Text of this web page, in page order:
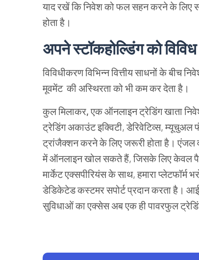
यादरखेंकिनिवेशकोफलसहनकरनेकेलिए
होताहै।
अपनेस्टॉकहोल्डिंगको
विविधीकरणविभिन्नवित्तीयसाधनोंकेबीच
मूवमेंट कीअस्थिरताको भीकमकरदेताहै।
कुलमिलाकर,एकऑनलाइनट्रेडिंगखाता
ट्रेडिंग अकाउंट इक्विटी, डेरिवेटिव्स,
ट्रांजैक्शन करने के लिए जरूरी होता है।
में ऑनलाइन खोल सकते हैं, जिसके लिए केवल
मार्केट एक्सपीरियंस के साथ, हमारा प्लेटफॉर्म
डेडिकेटेड कस्टमर सपोर्ट प्रदान करता है।
सुविधाओं का एक्सेस अब एक ही पावरफुल